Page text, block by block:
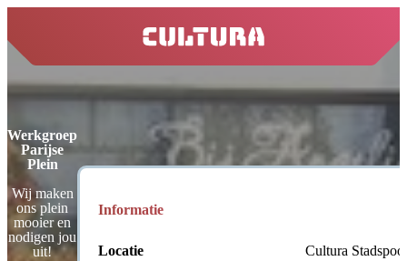
home
Werkgroep
Parijse
Plein
Wij maken
ons plein
mooier en
nodigen jou
uit!
Informatie
Locatie Cultura